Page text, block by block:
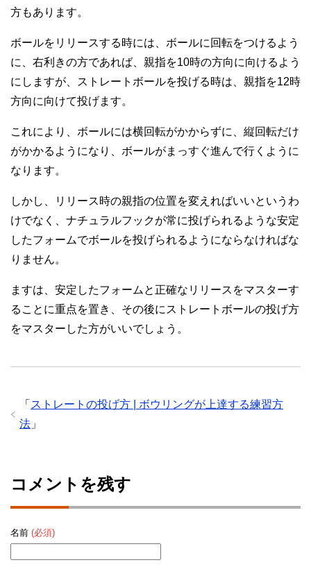
方もあります。
ボールをリリースする時には、ボールに回転をつけるよう
に、右利きの方であれば、親指を10時の方向に向けるよう
にしますが、ストレートボールを投げる時は、親指を12時
方向に向けて投げます。
これにより、ボールには横回転がかからずに、縦回転だけ
がかかるようになり、ボールがまっすぐ進んで行くように
なります。
しかし、リリース時の親指の位置を変えればいいというわ
けでなく、ナチュラルフックが常に投げられるような安定
したフォームでボールを投げられるようにならなければな
りません。
ますは、安定したフォームと正確なリリースをマスターす
ることに重点を置き、その後にストレートボールの投げ方
をマスターした方がいいでしょう。
「 ストレートの投げ方 | ボウリングが上達する練習方
法 」
コメントを残す
名前 (必須)